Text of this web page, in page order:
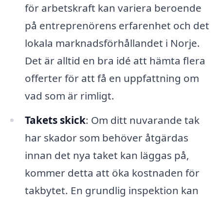
för arbetskraft kan variera beroende
på entreprenörens erfarenhet och det
lokala marknadsförhållandet i Norje.
Det är alltid en bra idé att hämta flera
offerter för att få en uppfattning om
vad som är rimligt.
Takets skick: Om ditt nuvarande tak
har skador som behöver åtgärdas
innan det nya taket kan läggas på,
kommer detta att öka kostnaden för
takbytet. En grundlig inspektion kan